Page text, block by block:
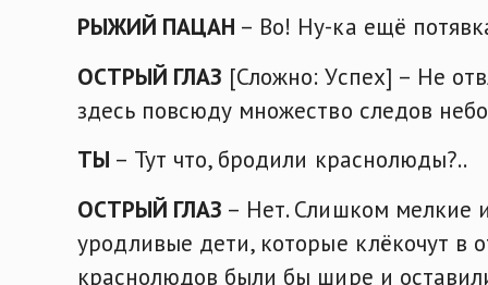
РЫЖИЙ ПАЦАН – Во! Ну-ка ещё
ОСТРЫЙ ГЛАЗ [Сложно: Успех] – Не
здесь повсюду множество следов
ТЫ – Тут что, бродили краснолюды?..
ОСТРЫЙ ГЛАЗ – Нет. Слишком мелкие
уродливые дети, которые клёкочут в
краснолюдов были бы шире и